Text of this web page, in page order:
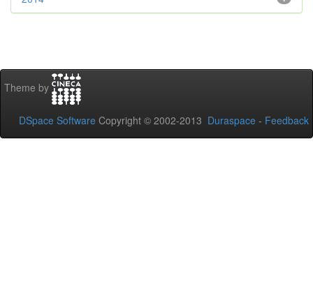
Theme by
DSpace Software Copyright © 2002-2013 Duraspace - Feedback